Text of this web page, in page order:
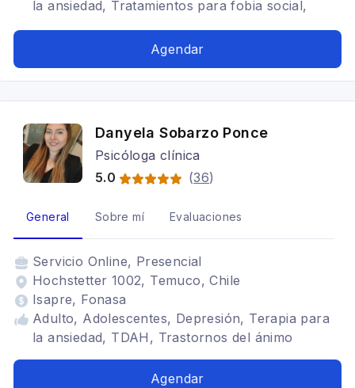
la ansiedad, Tratamientos para fobia social,
Agendar
Danyela Sobarzo Ponce
Psicóloga clínica
5.0
(36)
General Sobre mí Evaluaciones
Servicio Online, Presencial
Hochstetter 1002, Temuco, Chile
Isapre, Fonasa
Adulto, Adolescentes, Depresión, Terapia para
la ansiedad, TDAH, Trastornos del ánimo
Agendar